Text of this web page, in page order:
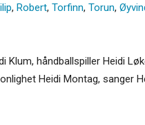
, Robert, Torfinn, Torun,
håndballspiller Heidi
Heidi Montag, sanger